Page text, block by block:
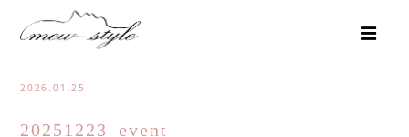
2026.01.25
20251223_event